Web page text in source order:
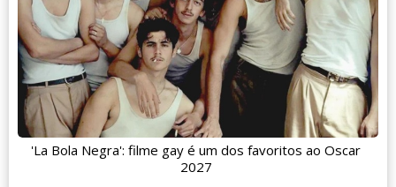
'La Bola Negra': filme gay é um dos favoritos ao Oscar
2027